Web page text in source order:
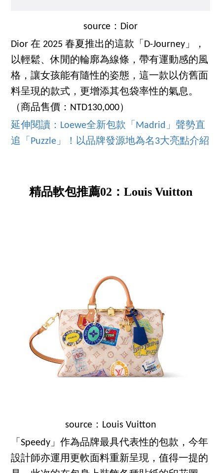
source：Dior
Dior 在 2025 春夏推出的這款「D-Journey」，
以輕鬆、休閒的輪廓為線條，帶有運動感的風
格，讓女孩能有隨性的姿態，這一款以仿舊面
料呈現的款式，更增添其包袋率性的氣息。
（商品售價：NTD130,000）
延伸閱讀：Loewe全新包款「Madrid」聲勢直
追「Puzzle」！以品牌發源地為名3大亮點介紹
精品軟包推薦02：Louis Vuitton
source：Louis Vuitton
「Speedy」作為品牌最具代表性的包款，今年
設計師亦運用更軟面料重新呈現，值得一提的